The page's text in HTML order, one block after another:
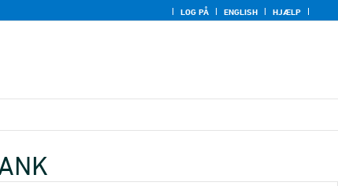
LOG PÅ ENGLISH HJÆLP